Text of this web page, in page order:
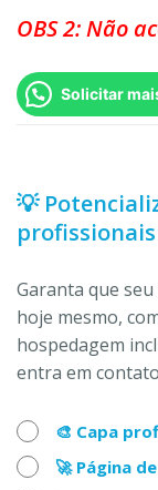
OBS 2: Não
Solicitar
💡
Garanta que
hoje mesmo,
hospedagem
entra em
🎨 Capa
🚀 Página